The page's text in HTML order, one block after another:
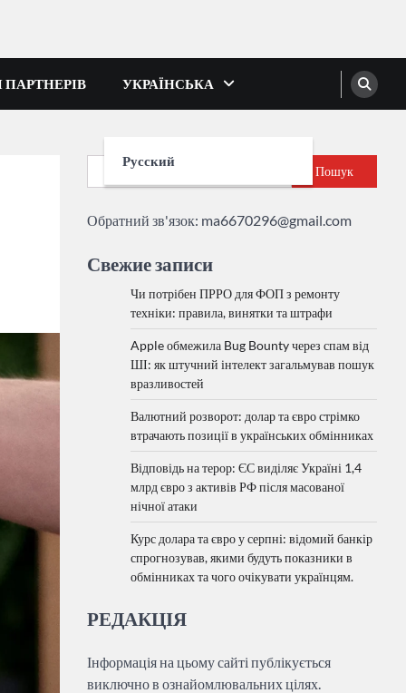
ПАРТНЕРІВ УКРАЇНСЬКА
Русский
Пошук
Обратний зв'язок: ma6670296@gmail.com
Свежие записи
Чи потрібен ПРРО для ФОП з ремонту
техніки: правила, винятки та штрафи
Apple обмежила Bug Bounty через спам від
ШІ: як штучний інтелект загальмував пошук
вразливостей
Валютний розворот: долар та євро стрімко
втрачають позиції в українських обмінниках
Відповідь на терор: ЄС виділяє Україні 1,4
млрд євро з активів РФ після масованої
нічної атаки
Курс долара та євро у серпні: відомий банкір
спрогнозував, якими будуть показники в
обмінниках та чого очікувати українцям.
РЕДАКЦІЯ
Інформація на цьому сайті публікується
виключно в ознайомлювальних цілях.